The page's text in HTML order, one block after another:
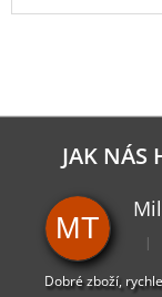
JAK NÁS
MT |
Dobré zboží,